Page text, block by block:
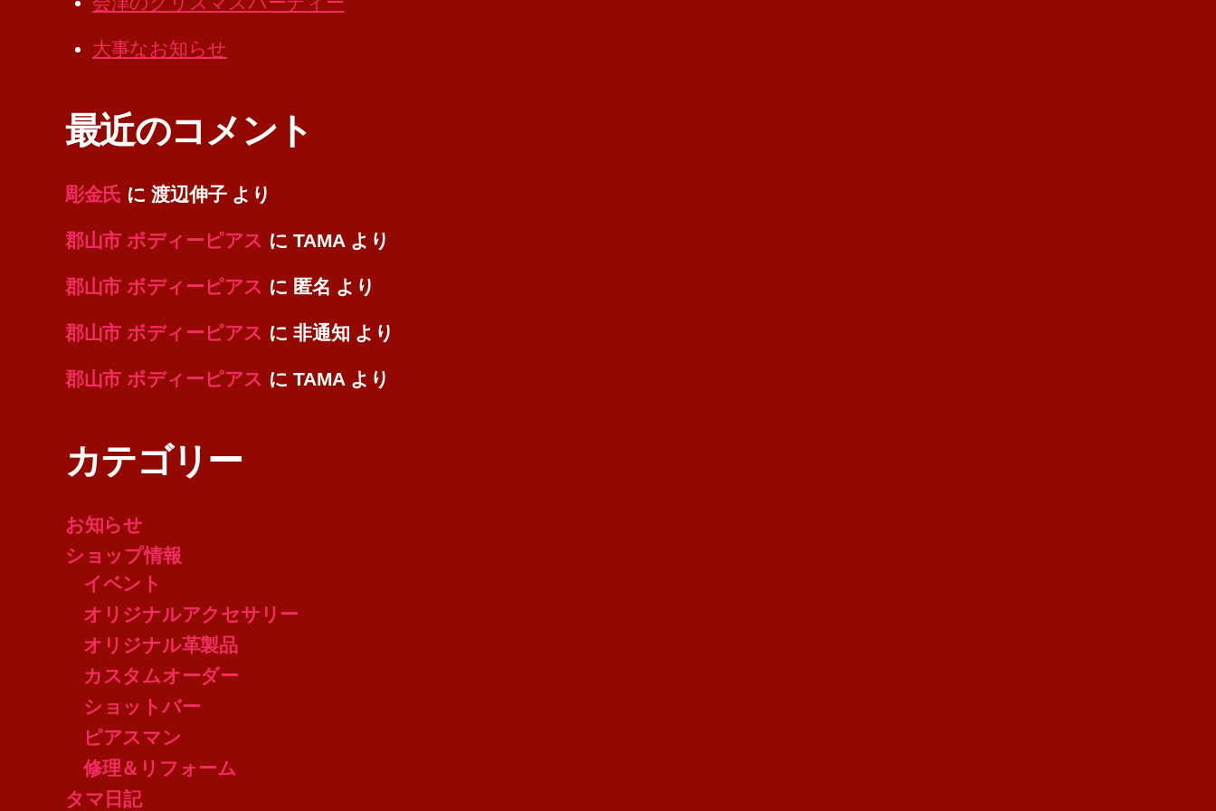
大事なお知らせ
最近のコメント
彫金氏 に渡辺伸子より
郡山市 ボディーピアス にTAMA より
郡山市 ボディーピアス に 匿名 より
郡山市 ボディーピアス に非通知 より
郡山市 ボディーピアス にTAMA より
カテゴリー
お知らせ
ショップ情報
イベント
オリジナルアクセサリー
オリジナル革製品
カスタムオーダー
ショットバー
ピアスマン
修理＆リフォーム
タマ日記